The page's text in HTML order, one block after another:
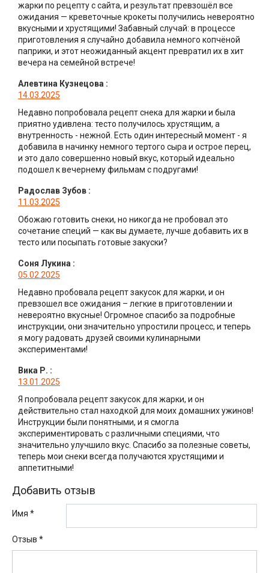
жарки по рецепту с сайта, и результат превзошёл все
ожидания — креветочные крокеты получились невероятно
вкусными и хрустящими! Забавный случай: в процессе
приготовления я случайно добавила немного копчёной
паприки, и этот неожиданный акцент превратил их в хит
вечера на семейной встрече!
Алевтина Кузнецова :
14.03.2025
Недавно попробовала рецепт снека для жарки и была
приятно удивлена: тесто получилось хрустящим, а
внутренность - нежной. Есть один интересный момент - я
добавила в начинку немного тертого сыра и острое перец,
и это дало совершенно новый вкус, который идеально
подошел к вечернему фильмам с подругами!
Радослав Зубов :
11.03.2025
Обожаю готовить снеки, но никогда не пробовал это
сочетание специй — как вы думаете, лучше добавить их в
тесто или посыпать готовые закуски?
Соня Лукина :
05.02.2025
Недавно пробовала рецепт закусок для жарки, и он
превзошел все ожидания – легкие в приготовлении и
невероятно вкусные! Огромное спасибо за подробные
инструкции, они значительно упростили процесс, и теперь
я могу радовать друзей своими кулинарными
экспериментами!
Вика Р. :
13.01.2025
Я попробовала рецепт закусок для жарки, и он
действительно стал находкой для моих домашних ужинов!
Инструкции были понятными, и я смогла
экспериментировать с различными специями, что
значительно улучшило вкус. Спасибо за полезные советы,
теперь мои снеки всегда получаются хрустящими и
аппетитными!
Добавить отзыв
Имя *
Отзыв *